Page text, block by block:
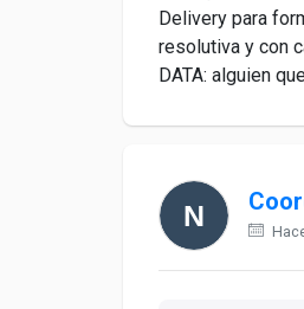
Delivery para
resolutiva y con
DATA: alguien